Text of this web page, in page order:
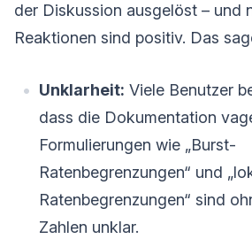
der Diskussion ausgelöst – und
Reaktionen sind positiv. Das
Unklarheit: Viele Benutzer
dass die Dokumentation
Formulierungen wie „Burst-
Ratenbegrenzungen“ und
Ratenbegrenzungen“ sind
Zahlen unklar.